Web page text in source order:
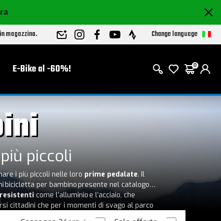
magazzino. Change language
E-Bike al -60%! 0
piccoli
i più piccoli nelle loro prime pedalate. Il
per bambino presente nel catalogo è
come l’alluminio e l’acciaio, che
cittadini che per i momenti di svago al parco
modelli classici
La selezione include le biciclette per